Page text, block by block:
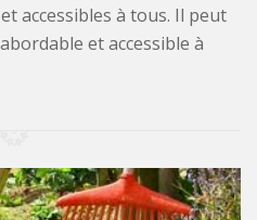
accessibles à tous. Il peut
et accessible à